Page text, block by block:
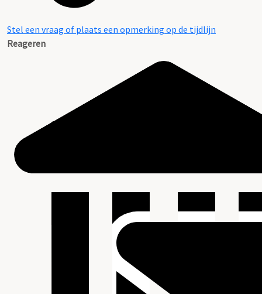
Stel een vraag of plaats een opmerking op de tijdlijn
Reageren